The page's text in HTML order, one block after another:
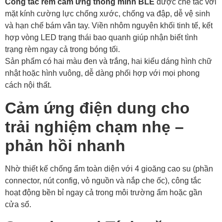
Công tắc rèm cảm ứng thông minh BLE được chế tác với
mặt kính cường lực chống xước, chống va đập, dễ vệ sinh
và hạn chế bám vân tay. Viền nhôm nguyên khối tinh tế, kết
hợp vòng LED trạng thái bao quanh giúp nhận biết tình
trạng rèm ngay cả trong bóng tối.
Sản phẩm có hai màu đen và trắng, hai kiểu dáng hình chữ
nhật hoặc hình vuông, dễ dàng phối hợp với mọi phong
cách nội thất.
Cảm ứng điện dung cho
trải nghiệm chạm nhẹ –
phản hồi nhanh
Nhờ thiết kế chống ẩm toàn diện với 4 gioăng cao su (phần
connector, nút config, vỏ nguồn và nắp che ốc), công tắc
hoạt động bền bỉ ngay cả trong môi trường ẩm hoặc gần
cửa sổ.